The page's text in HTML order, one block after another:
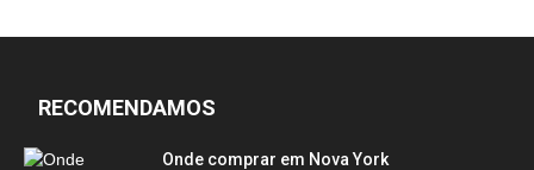
RECOMENDAMOS
Onde comprar em Nova York